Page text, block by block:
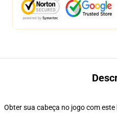
Obter sua cabeça no jogo com